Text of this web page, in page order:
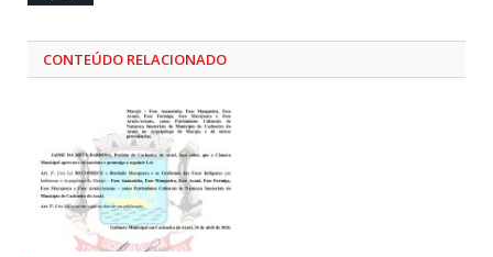
CONTEÚDO RELACIONADO